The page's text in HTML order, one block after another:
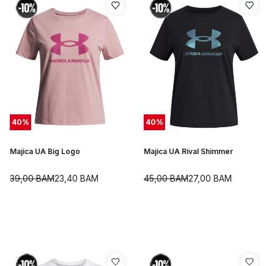
40%
Majica UA Big Logo
23,40 BAM
39,00BAM
40%
Majica UA Rival Shimmer
27,00 BAM
45,00BAM